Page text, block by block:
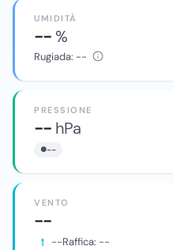
UMIDITÀ
--%
Rugiada: --
PRESSIONE
-- hPa
--
VENTO
--
--Raffica: --